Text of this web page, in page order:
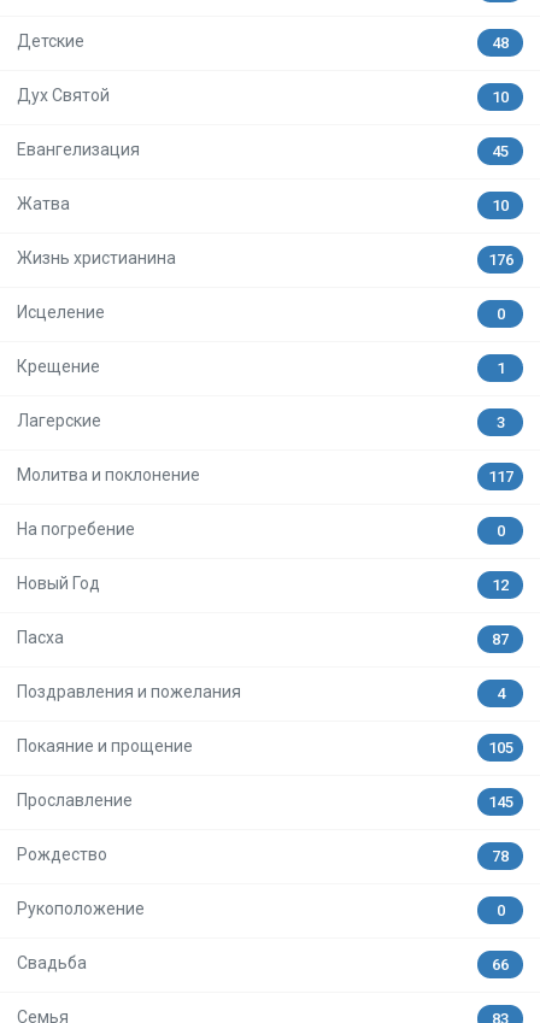
Детские 48
Дух Святой 10
Евангелизация 45
Жатва 10
Жизнь христианина 176
Исцеление 0
Крещение 1
Лагерские 3
Молитва и поклонение 117
На погребение 0
Новый Год 12
Пасха 87
Поздравления и пожелания 4
Покаяние и прощение 105
Прославление 145
Рождество 78
Рукоположение 0
Свадьба 66
Семья 83